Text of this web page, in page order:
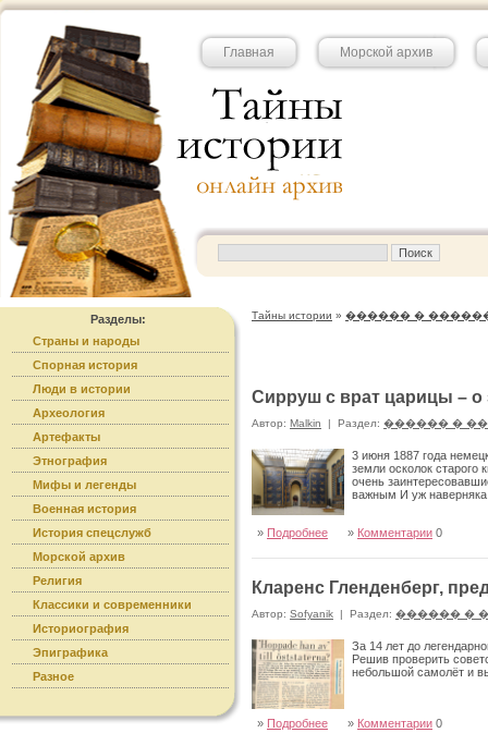
Главная Морской архив
Разделы:
Страны и народы
Спорная история
Люди в истории
Археология
Артефакты
Этнография
Мифы и легенды
Военная история
История спецслужб
Морской архив
Религия
Классики и современники
Историография
Эпиграфика
Разное
Тайны истории » ������ �
Сирруш с врат царицы – о
Автор: Malkin | Раздел: ������ �
3 июня 1887 года
земли осколок старого
очень
важным И уж наверняка
» Подробнее » Комментарии 0
Кларенс Гленденберг,
Автор: Sofyanik | Раздел: ������ �
За 14 лет до
Решив проверить
небольшой самолёт и
» Подробнее » Комментарии 0